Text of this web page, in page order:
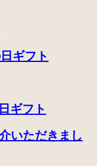
フト
フト
いただきまし